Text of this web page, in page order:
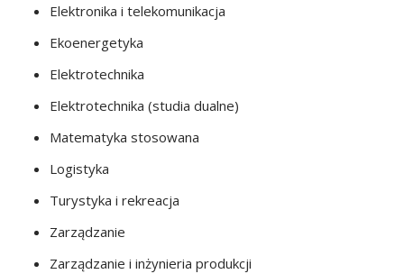
Elektronika i telekomunikacja
Ekoenergetyka
Elektrotechnika
Elektrotechnika (studia dualne)
Matematyka stosowana
Logistyka
Turystyka i rekreacja
Zarządzanie
Zarządzanie i inżynieria produkcji